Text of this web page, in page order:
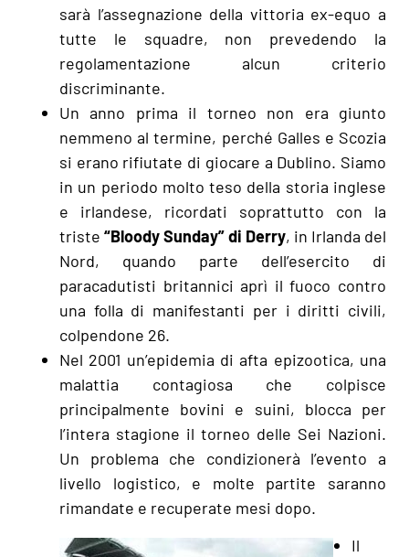
sarà l’assegnazione della vittoria ex-equo a
tutte le squadre, non prevedendo la
regolamentazione alcun criterio
discriminante.
Un anno prima il torneo non era giunto
nemmeno al termine, perché Galles e Scozia
si erano rifiutate di giocare a Dublino. Siamo
in un periodo molto teso della storia inglese
e irlandese, ricordati soprattutto con la
triste “Bloody Sunday” di Derry, in Irlanda del
Nord, quando parte dell’esercito di
paracadutisti britannici aprì il fuoco contro
una folla di manifestanti per i diritti civili,
colpendone 26.
Nel 2001 un’epidemia di afta epizootica, una
malattia contagiosa che colpisce
principalmente bovini e suini, blocca per
l’intera stagione il torneo delle Sei Nazioni.
Un problema che condizionerà l’evento a
livello logistico, e molte partite saranno
rimandate e recuperate mesi dopo.
Il